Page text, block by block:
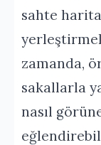
sahte
zamanda,
sakallarla
nasıl